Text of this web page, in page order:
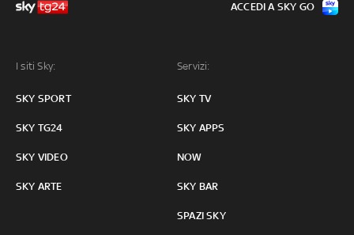
I siti Sky:
SKY SPORT
SKY TG24
SKY VIDEO
SKY ARTE
Servizi:
SKY TV
SKY APPS
NOW
SKY BAR
SPAZI SKY
ACCEDI A SKY GO